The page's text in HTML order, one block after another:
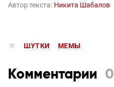
Автор текста: Никита Шабалов
ШУТКИ МЕМЫ
Комментарии 0